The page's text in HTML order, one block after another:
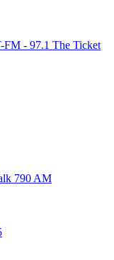
- 97.1 The Ticket
790 AM